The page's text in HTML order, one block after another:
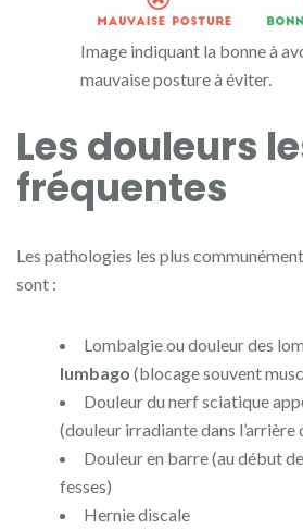
Image indiquant la bonne à
mauvaise posture à éviter.
Les douleurs
fréquentes
Les pathologies les plus
sont :
Lombalgie ou douleur des
lumbago (blocage souvent
Douleur du nerf sciatique
(douleur irradiante dans l’arrière
Douleur en barre (au début
fesses)
Hernie discale